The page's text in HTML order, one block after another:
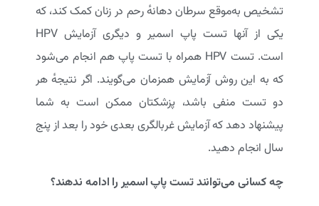
تشخیص به‌موقع سرطان دهانهٔ رحم در زنان کمک کند، که
یکی از آنها تست پاپ اسمیر و دیگری آزمایش HPV
است. تست HPV همراه با تست پاپ هم انجام می‌شود
که به این روش آزمایش همزمان می‌گویند. اگر نتیجهٔ هر
دو تست منفی باشد، پزشکتان ممکن است به شما
پیشنهاد دهد که آزمایش غربالگری بعدی خود را بعد از پنج
سال انجام دهید.
چه کسانی می‌توانند تست پاپ اسمیر را ادامه ندهند؟